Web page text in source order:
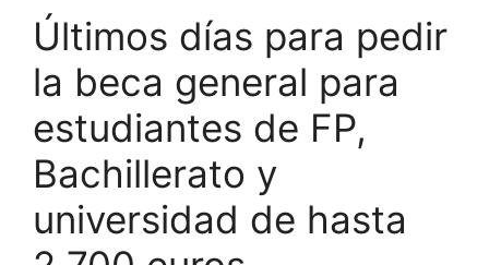
Últimos días para pedir
la beca general para
estudiantes de FP,
Bachillerato y
universidad de hasta